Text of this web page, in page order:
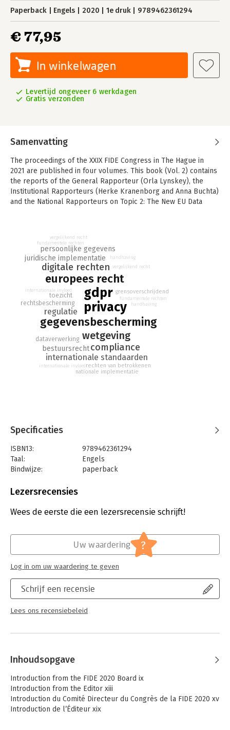
Paperback Engels 2020 1e druk 9789462361294
€ 77,95
In winkelwagen
Levertijd ongeveer 6 werkdagen
Gratis verzonden
Samenvatting
The proceedings of the XXIX FIDE Congress in The Hague in
2021 are published in four volumes. This book (Vol. 2) contains
the reports of the General Rapporteur (Orla Lynskey), the
Institutional Rapporteurs (Herke Kranenborg and Anna Buchta)
and the National Rapporteurs on Topic 2: The New EU Data
gdpr
privacy
gegevensbescherming
europees recht
wetgeving
digitale rechten
compliance
regulatie
internationale standaarden
bestuursrecht
juridische implementatie
persoonlijke gegevens
rechtsbescherming
dataverwerking
toezicht
rechten van betrokkenen
nationale implementatie
grensoverschrijdend
internationale invloed
fundamentele rechten
vergelijkend recht
handhaving
internationale invloed
fundamentele rechten
vergelijkend recht
handhaving
Specificaties
ISBN13:
9789462361294
Taal:
Engels
Bindwijze:
paperback
Uitgever:
Verschijningsdatum:
20-7-2020
Europees recht
Lezersrecensies
Wees de eerste die een lezersrecensie schrijft!
Schrijf een recensie
Lees ons recensiebeleid
Uw waardering ?
Log in om uw waardering te geven
Inhoudsopgave
Introduction from the FIDE 2020 Board ix
Introduction from the Editor xiii
Introduction du Comité Directeur du Congrès de la FIDE 2020 xv
Introduction de l’Éditeur xix